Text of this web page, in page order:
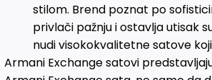
stilom. Brend poznat po
privlači pažnju i ostavlja utisak
nudi visokokvalitetne satove
Armani Exchange satovi